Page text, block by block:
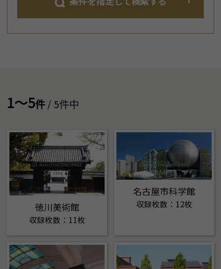
1～5件/ 5件中
徳川美術館
収録枚数：11枚
名古屋市科学館
収録枚数：12枚